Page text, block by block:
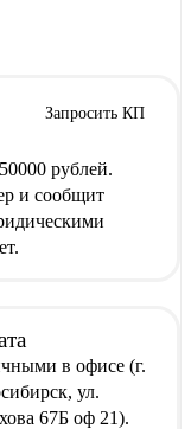
Запросить КП
рублей.
и сообщит
в офисе (г.
ул.
67Б оф 21).